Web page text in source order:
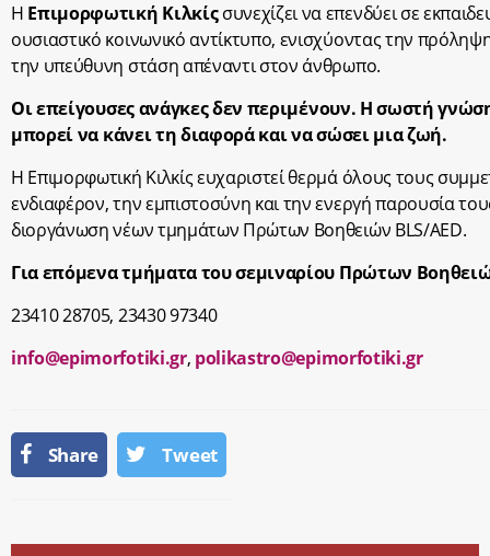
Η Επιμορφωτική Κιλκίςσυνεχίζει να επενδύει σε
ουσιαστικό κοινωνικό αντίκτυπο, ενισχύοντας την
την υπεύθυνη στάση απέναντι στον άνθρωπο.
Οιεπείγουσεςανάγκεςδεν περιμένουν. Ησωστή
μπορείνα κάνειτηδιαφοράκαι νασώσειμιαζωή.
Η Επιμορφωτική Κιλκίς ευχαριστεί θερμά όλους τους
ενδιαφέρον, την εμπιστοσύνη και την ενεργή παρουσία
διοργάνωση νέων τμημάτων Πρώτων Βοηθειών BLS/AED.
Για επόμενατμήματατουσεμιναρίου Πρώτων
23410 28705, 23430 97340
info@epimorfotiki.gr, polikastro@epimorfotiki.gr
Share Tweet